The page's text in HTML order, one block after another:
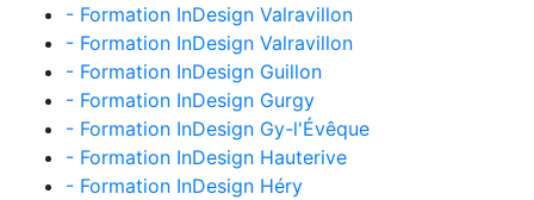
- Formation InDesign Valravillon
- Formation InDesign Valravillon
- Formation InDesign Guillon
- Formation InDesign Gurgy
- Formation InDesign Gy-l'Évêque
- Formation InDesign Hauterive
- Formation InDesign Héry